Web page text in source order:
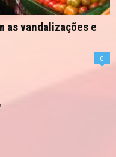
as vandalizações e
0
-